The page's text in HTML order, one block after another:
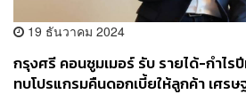
19 ธันวาคม 2024
กรุงศรี คอนซูมเมอร์ รับ รายได้-กำไร
ทบโปรแกรมคืนดอกเบี้ยให้ลูกค้า เศ